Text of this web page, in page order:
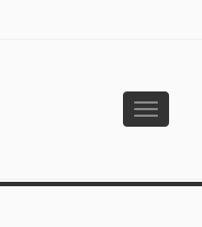
Toggle